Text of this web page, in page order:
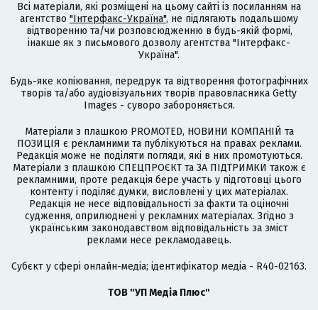
Всі матеріали, які розміщені на цьому сайті із посиланням на
агентство "Інтерфакс-Україна", не підлягають подальшому
відтворенню та/чи розповсюдженню в будь-якій формі,
інакше як з письмового дозволу агентства "Інтерфакс-
Україна".
Будь-яке копіювання, передрук та відтворення фотографічних
творів та/або аудіовізуальних творів правовласника Getty
Images - суворо забороняється.
Матеріали з плашкою PROMOTED, НОВИНИ КОМПАНІЙ та
ПОЗИЦІЯ є рекламними та публікуються на правах реклами.
Редакція може не поділяти погляди, які в них промотуються.
Матеріали з плашкою СПЕЦПРОЄКТ та ЗА ПІДТРИМКИ також є
рекламними, проте редакція бере участь у підготовці цього
контенту і поділяє думки, висловлені у цих матеріалах.
Редакція не несе відповідальності за факти та оціночні
судження, оприлюднені у рекламних матеріалах. Згідно з
українським законодавством відповідальність за зміст
реклами несе рекламодавець.
Cубєкт у сфері онлайн-медіа; ідентифікатор медіа - R40-02163.
ТОВ "УП Медіа Плюс"